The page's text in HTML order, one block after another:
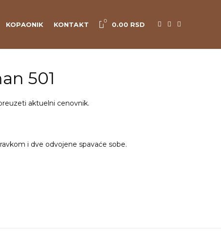
KOPAONIK KONTAKT 0 0.00 RSD
501
aktuelni cenovnik.
i dve odvojene spavaće sobe.